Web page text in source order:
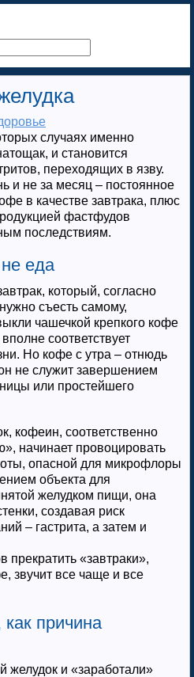
случаях именно
и становится
переходящих в язву.
и не за месяц – постоянное
в качестве завтрака, плюс
фастфудов
последствиям.
еда
который, согласно
съесть самому,
чашечкой крепкого кофе
соответствует
Но кофе с утра – отнюдь
не служит завершением
или простейшего
кофеин, соответственно
начинает провоцировать
опасной для микрофлоры
объекта для
желудком пищи, она
создавая риск
– гастрита, а затем и
прекратить «завтраки»,
звучит все чаще и все
причина
желудок и «заработали»